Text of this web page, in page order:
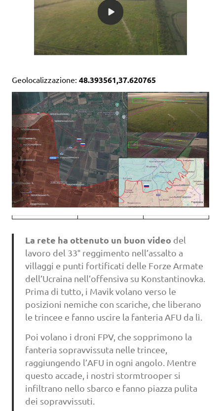
Geolocalizzazione: 48.393561,37.620765
La rete ha ottenuto un buon video del
lavoro del 33° reggimento nell’assalto a
villaggi e punti fortificati delle Forze Armate
dell’Ucraina nell’offensiva su Konstantinovka.
Prima di tutto, i Mavik volano verso le
posizioni nemiche con scariche, che liberano
le trincee e fanno uscire la fanteria AFU da lì.
Poi volano i droni FPV, che sopprimono la
fanteria sopravvissuta nelle trincee,
raggiungendo l’AFU in ogni angolo. Mentre
questo accade, i nostri stormtrooper si
infiltrano nello sbarco e fanno piazza pulita
dei sopravvissuti.